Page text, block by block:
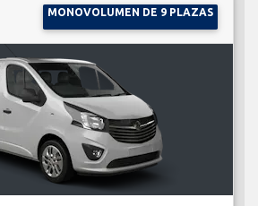
MONOVOLUMEN DE 9 PLAZAS